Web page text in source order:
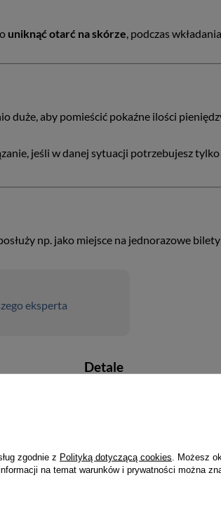
uniknąć otarć na skórze, podczas
duże, aby pomieścić pokaźne ilości
jeśli w danej sytuacji potrzebujesz
np. jako miejsce na jednorazowe
eksperta
Detale
Wzór
zgodnie z Polityką dotyczącą cookies . Możesz
na temat warunków i prywatności można